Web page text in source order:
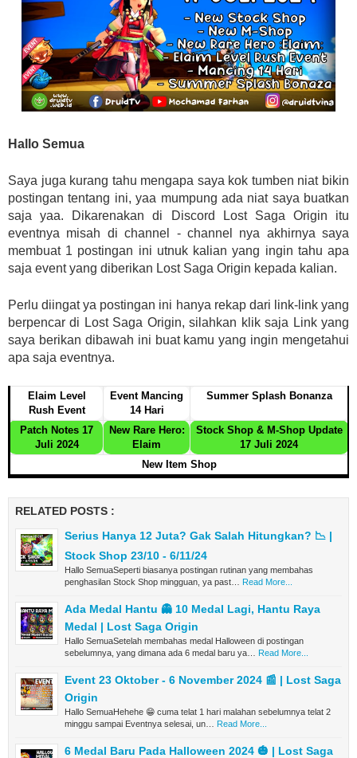
Hallo Semua
Saya juga kurang tahu mengapa saya kok tumben niat bikin
postingan tentang ini, yaa mumpung ada niat saya buatkan
saja yaa. Dikarenakan di Discord Lost Saga Origin itu
eventnya misah di channel - channel nya akhirnya saya
membuat 1 postingan ini utnuk kalian yang ingin tahu apa
saja event yang diberikan Lost Saga Origin kepada kalian.
Perlu diingat ya postingan ini hanya rekap dari link-link yang
berpencar di Lost Saga Origin, silahkan klik saja Link yang
saya berikan dibawah ini buat kamu yang ingin mengetahui
apa saja eventnya.
Elaim Level
Rush Event
Event Mancing
14 Hari
Summer Splash Bonanza
Patch Notes 17
Juli 2024
New Rare Hero:
Elaim
Stock Shop & M-Shop Update
17 Juli 2024
New Item Shop
RELATED POSTS :
Serius Hanya 12 Juta? Gak Salah Hitungkan? 📉 |
Stock Shop 23/10 - 6/11/24
Hallo SemuaSeperti biasanya postingan rutinan yang membahas
penghasilan Stock Shop mingguan, ya past…
Read More...
Ada Medal Hantu 👻 10 Medal Lagi, Hantu Raya
Medal | Lost Saga Origin
Hallo SemuaSetelah membahas medal Halloween di postingan
sebelumnya, yang dimana ada 6 medal baru ya…
Read More...
Event 23 Oktober - 6 November 2024 📰 | Lost Saga
Origin
Hallo SemuaHehehe 😁 cuma telat 1 hari malahan sebelumnya telat 2
minggu sampai Eventnya selesai, un…
Read More...
6 Medal Baru Pada Halloween 2024 🎃 | Lost Saga